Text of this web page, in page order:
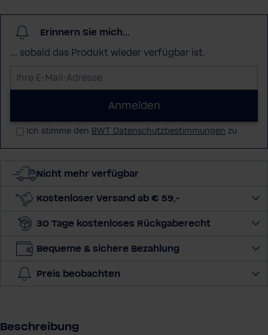
Erinnern Sie mich...
... sobald das Produkt wieder verfügbar ist.
h
-
a
Anmelden
Ich stimme den BWT Datenschutzbestimmungen zu
Nicht mehr verfügbar
Kostenloser Versand ab € 59,-
30 Tage kostenloses Rückgaberecht
Bequeme & sichere Bezahlung
Preis beobachten
Beschreibung